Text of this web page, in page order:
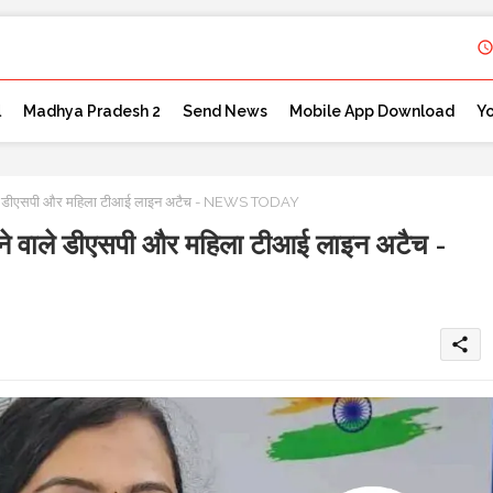
Madhya Pradesh 2 Send News Mobile App Download
डीएसपी और महिला टीआई लाइन अटैच - NEWS TODAY
वाले डीएसपी और महिला टीआई लाइन अटैच -
share